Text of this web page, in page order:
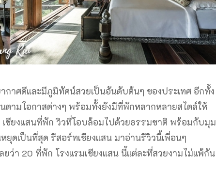
กาศดีและมีภูมิทัศน์สวยเป็นอันดับต้นๆ ของประเทศ อีกทั้ง
ตามโอกาสต่างๆ พร้อมทั้งยังมีที่พักหลากหลายสไตล์ให้
ชียงแสนที่พัก วิวที่โอบล้อมไปด้วยธรรมชาติ พร้อมกับมุม
ดเป็นที่สุด รีสอร์ทเชียงแสน มาอ่านรีวิวนี้เพื่อนๆ
ว่า 20 ที่พัก โรงแรมเชียงแสน นี้แต่ละที่สวยงามไม่แพ้กัน